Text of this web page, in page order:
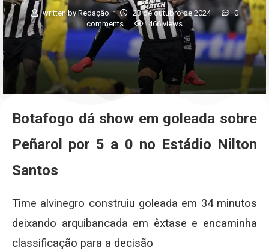
written byRedação 23 de outubro de 2024
0
comments
466views
Botafogo dá show em goleada sobre
Peñarol por 5 a 0 no Estádio Nilton
Santos
Time alvinegro construiu goleada em 34 minutos
deixando arquibancada em êxtase e encaminha
classificação para a decisão